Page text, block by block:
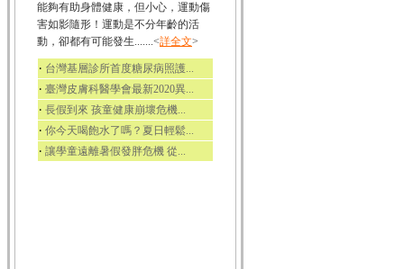
能夠有助身體健康，但小心，運動傷
害如影隨形！運動是不分年齡的活
動，卻都有可能發生.......<詳全文>
‧ 台灣基層診所首度糖尿病照護...
‧ 臺灣皮膚科醫學會最新2020異...
‧ 長假到來 孩童健康崩壞危機...
‧ 你今天喝飽水了嗎？夏日輕鬆...
‧ 讓學童遠離暑假發胖危機 從...